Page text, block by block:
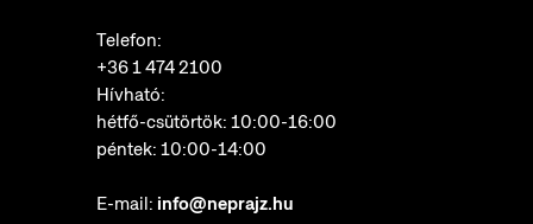
Telefon:
+36 1 474 2100
Hívható:
hétfő-csütörtök: 10:00-16:00
péntek: 10:00-14:00
E-mail: info@neprajz.hu